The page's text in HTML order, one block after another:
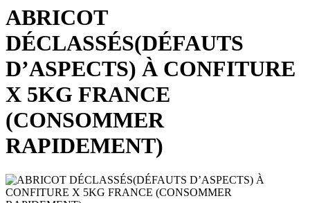
ABRICOT
DÉCLASSÉS(DÉFAUTS
D’ASPECTS) À CONFITURE
X 5KG FRANCE
(CONSOMMER
RAPIDEMENT)